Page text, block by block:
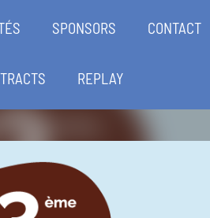
SPONSORS CONTACT
REPLAY